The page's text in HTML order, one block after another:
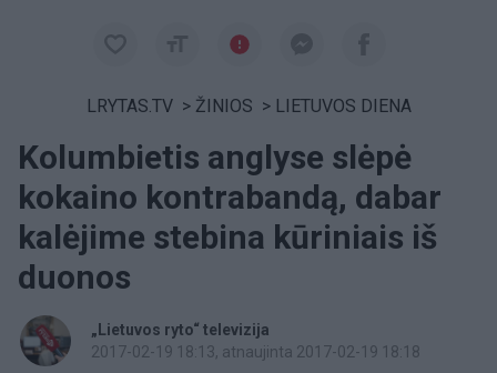
LRYTAS.TV > ŽINIOS > LIETUVOS DIENA
Kolumbietis anglyse slėpė
kokaino kontrabandą, dabar
kalėjime stebina kūriniais iš
duonos
„Lietuvos ryto“ televizija
2017-02-19 18:13, atnaujinta 2017-02-19 18:18